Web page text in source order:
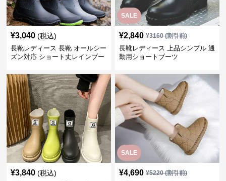
¥3,040 (税込)
長靴レディース 長靴 オールシー
ズン対応 ショート丈レインブー
SALE
¥2,840 ¥3160(割引前)
長靴レディース 上品シンプル 通
勤用ショートブーツ
¥3,840 (税込)
SALE
¥4,690 ¥5220(割引前)